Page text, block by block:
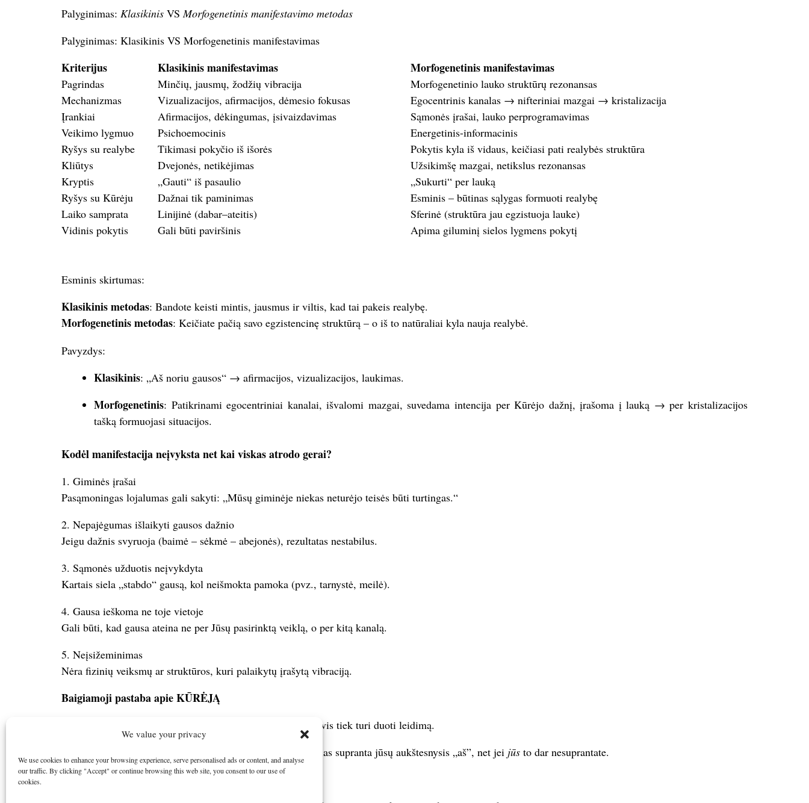
We value your privacy
We use cookies to enhance your browsing experience, serve personalised ads or content, and analyse
our traffic. By clicking "Accept" or continue browsing this web site, you consent to our use of
cookies.
Palyginimas: Klasikinis VSMorfogenetinis manifestavimo metodas
Palyginimas: Klasikinis VS Morfogenetinis manifestavimas
Kriterijus Klasikinis manifestavimas Morfogenetinis manifestavimas
Pagrindas Minčių, jausmų, žodžių vibracija
Morfogenetinio lauko struktūrų rezonansas
Mechanizmas
Vizualizacijos, afirmacijos, dėmesio fokusas
Egocentrinis kanalas → nifteriniai mazgai → kristalizacija
Įrankiai
Afirmacijos, dėkingumas, įsivaizdavimas
Sąmonės įrašai, lauko perprogramavimas
Veikimo lygmuo
Psichoemocinis
Energetinis-informacinis
Ryšys su realybe
Tikimasi pokyčio iš išorės
Pokytis kyla iš vidaus, keičiasi pati realybės struktūra
Kliūtys
Dvejonės, netikėjimas
Užsikimšę mazgai, netikslus rezonansas
Kryptis
„Gauti“ iš pasaulio
„Sukurti“ per lauką
Ryšys su Kūrėju
Dažnai tik paminimas
Esminis – būtinas sąlygas formuoti realybę
Laiko samprata
Linijinė (dabar–ateitis)
Sferinė (struktūra jau egzistuoja lauke)
Vidinis pokytis
Gali būti paviršinis Apima giluminį sielos lygmens pokytį
Esminis skirtumas:
Klasikinis metodas: Bandote keisti mintis, jausmus ir viltis, kad tai pakeis realybę.
Morfogenetinis metodas: Keičiate pačią savo egzistencinę struktūrą – o iš to natūraliai kyla nauja realybė.
Pavyzdys:
Klasikinis: „Aš noriu gausos“ → afirmacijos, vizualizacijos, laukimas.
Morfogenetinis: Patikrinami egocentriniai kanalai, išvalomi mazgai, suvedama intencija per Kūrėjo dažnį, įrašoma į lauką → per kristalizacijos
tašką formuojasi situacijos.
Kodėl manifestacija neįvyksta net kai viskas atrodo gerai?
1. Giminės įrašai
Pasąmoningas lojalumas gali sakyti: „Mūsų giminėje niekas neturėjo teisės būti turtingas.“
2. Nepajėgumas išlaikyti gausos dažnio
Jeigu dažnis svyruoja (baimė – sėkmė – abejonės), rezultatas nestabilus.
3. Sąmonės užduotis neįvykdyta
Kartais siela „stabdo“ gausą, kol neišmokta pamoka (pvz., tarnystė, meilė).
4. Gausa ieškoma ne toje vietoje
Gali būti, kad gausa ateina ne per Jūsų pasirinktą veiklą, o per kitą kanalą.
5. Neįsižeminimas
Nėra fizinių veiksmų ar struktūros, kuri palaikytų įrašytą vibraciją.
Baigiamoji pastaba apie KŪRĖJĄ
Net jei visos dalys techniškai yra parengtos, Kūrėjo laukas vis tiek turi duoti leidimą.
Jei palaiminimo nėra, viskas gali sustoti dėl priežasčių, kurias supranta jūsų aukštesnysis „aš”, net jei jūs to dar nesuprantate.
Visada klauskite: